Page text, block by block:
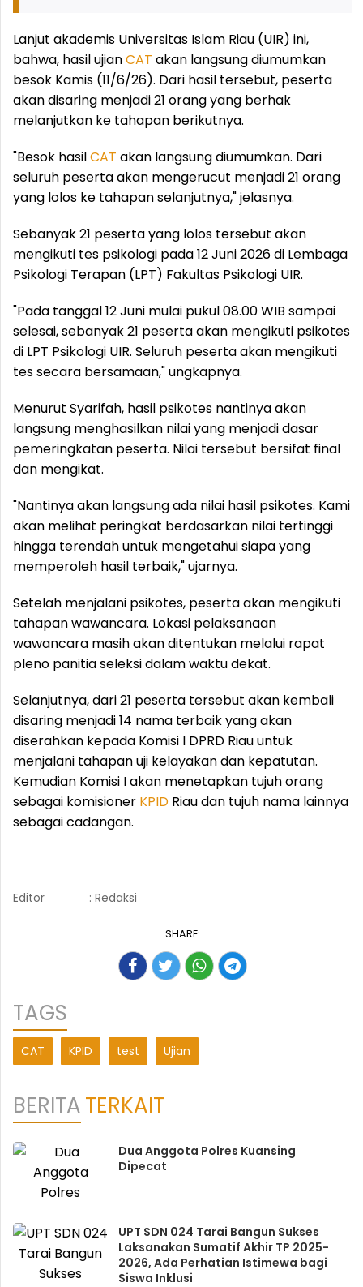
Lanjut akademis Universitas Islam Riau (UIR) ini,
bahwa, hasil ujianCAT akan langsung diumumkan
besok Kamis (11/6/26). Dari hasil tersebut, peserta
akan disaring menjadi 21 orang yang berhak
melanjutkan ke tahapan berikutnya.
"Besok hasilCAT akan langsung diumumkan. Dari
seluruh peserta akan mengerucut menjadi 21 orang
yang lolos ke tahapan selanjutnya," jelasnya.
Sebanyak 21 peserta yang lolos tersebut akan
mengikuti tes psikologi pada 12 Juni 2026 di Lembaga
Psikologi Terapan (LPT) Fakultas Psikologi UIR.
"Pada tanggal 12 Juni mulai pukul 08.00 WIB sampai
selesai, sebanyak 21 peserta akan mengikuti psikotes
di LPT Psikologi UIR. Seluruh peserta akan mengikuti
tes secara bersamaan," ungkapnya.
Menurut Syarifah, hasil psikotes nantinya akan
langsung menghasilkan nilai yang menjadi dasar
pemeringkatan peserta. Nilai tersebut bersifat final
dan mengikat.
"Nantinya akan langsung ada nilai hasil psikotes. Kami
akan melihat peringkat berdasarkan nilai tertinggi
hingga terendah untuk mengetahui siapa yang
memperoleh hasil terbaik," ujarnya.
Setelah menjalani psikotes, peserta akan mengikuti
tahapan wawancara. Lokasi pelaksanaan
wawancara masih akan ditentukan melalui rapat
pleno panitia seleksi dalam waktu dekat.
Selanjutnya, dari 21 peserta tersebut akan kembali
disaring menjadi 14 nama terbaik yang akan
diserahkan kepada Komisi I DPRD Riau untuk
menjalani tahapan uji kelayakan dan kepatutan.
Kemudian Komisi I akan menetapkan tujuh orang
sebagai komisioner KPID Riau dan tujuh nama lainnya
sebagai cadangan.
Editor : Redaksi
SHARE:
TAGS
CAT KPID test Ujian
BERITATERKAIT
Dua Anggota Polres Kuansing
Dipecat
UPT SDN 024 Tarai Bangun Sukses
Laksanakan Sumatif Akhir TP 2025-
2026, Ada Perhatian Istimewa bagi
Siswa Inklusi